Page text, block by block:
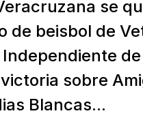
se
de beisbol de
sobre
Blancas...